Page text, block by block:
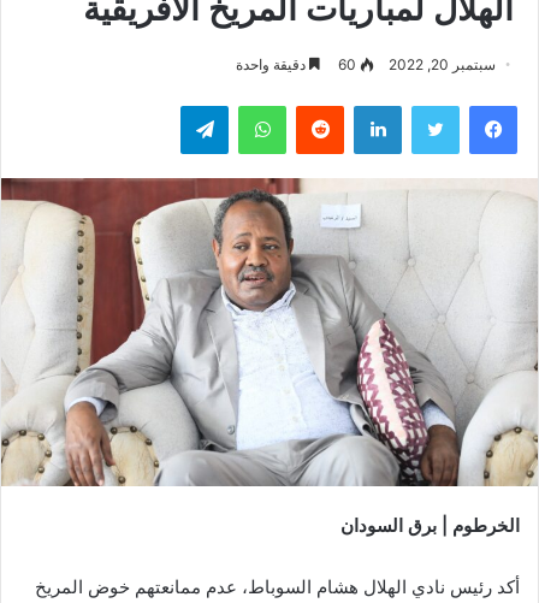
الهلال لمباريات المريخ الأفريقية
سبتمبر 20, 2022 60 دقيقة واحدة
فيسبوك تويتر لينكدإن واتساب تيلقرام
الخرطوم | برق السودان
أكد رئيس نادي الهلال هشام السوباط، عدم ممانعتهم خوض المريخ